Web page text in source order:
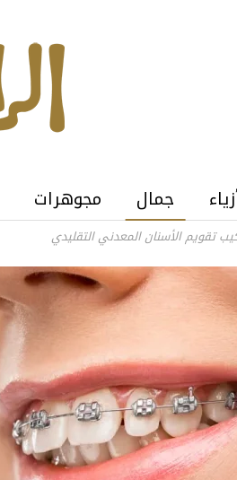
جمال مجوهرات
تقويم الأسنان المعدني التقليدي